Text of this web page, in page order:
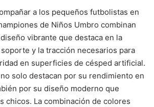
a los pequeños futbolistas en
de Niños Umbro combinan
vibrante que destaca en la
y la tracción necesarios para
en superficies de césped artificial.
solo destacan por su rendimiento en
por su diseño moderno que
chicos. La combinación de colores